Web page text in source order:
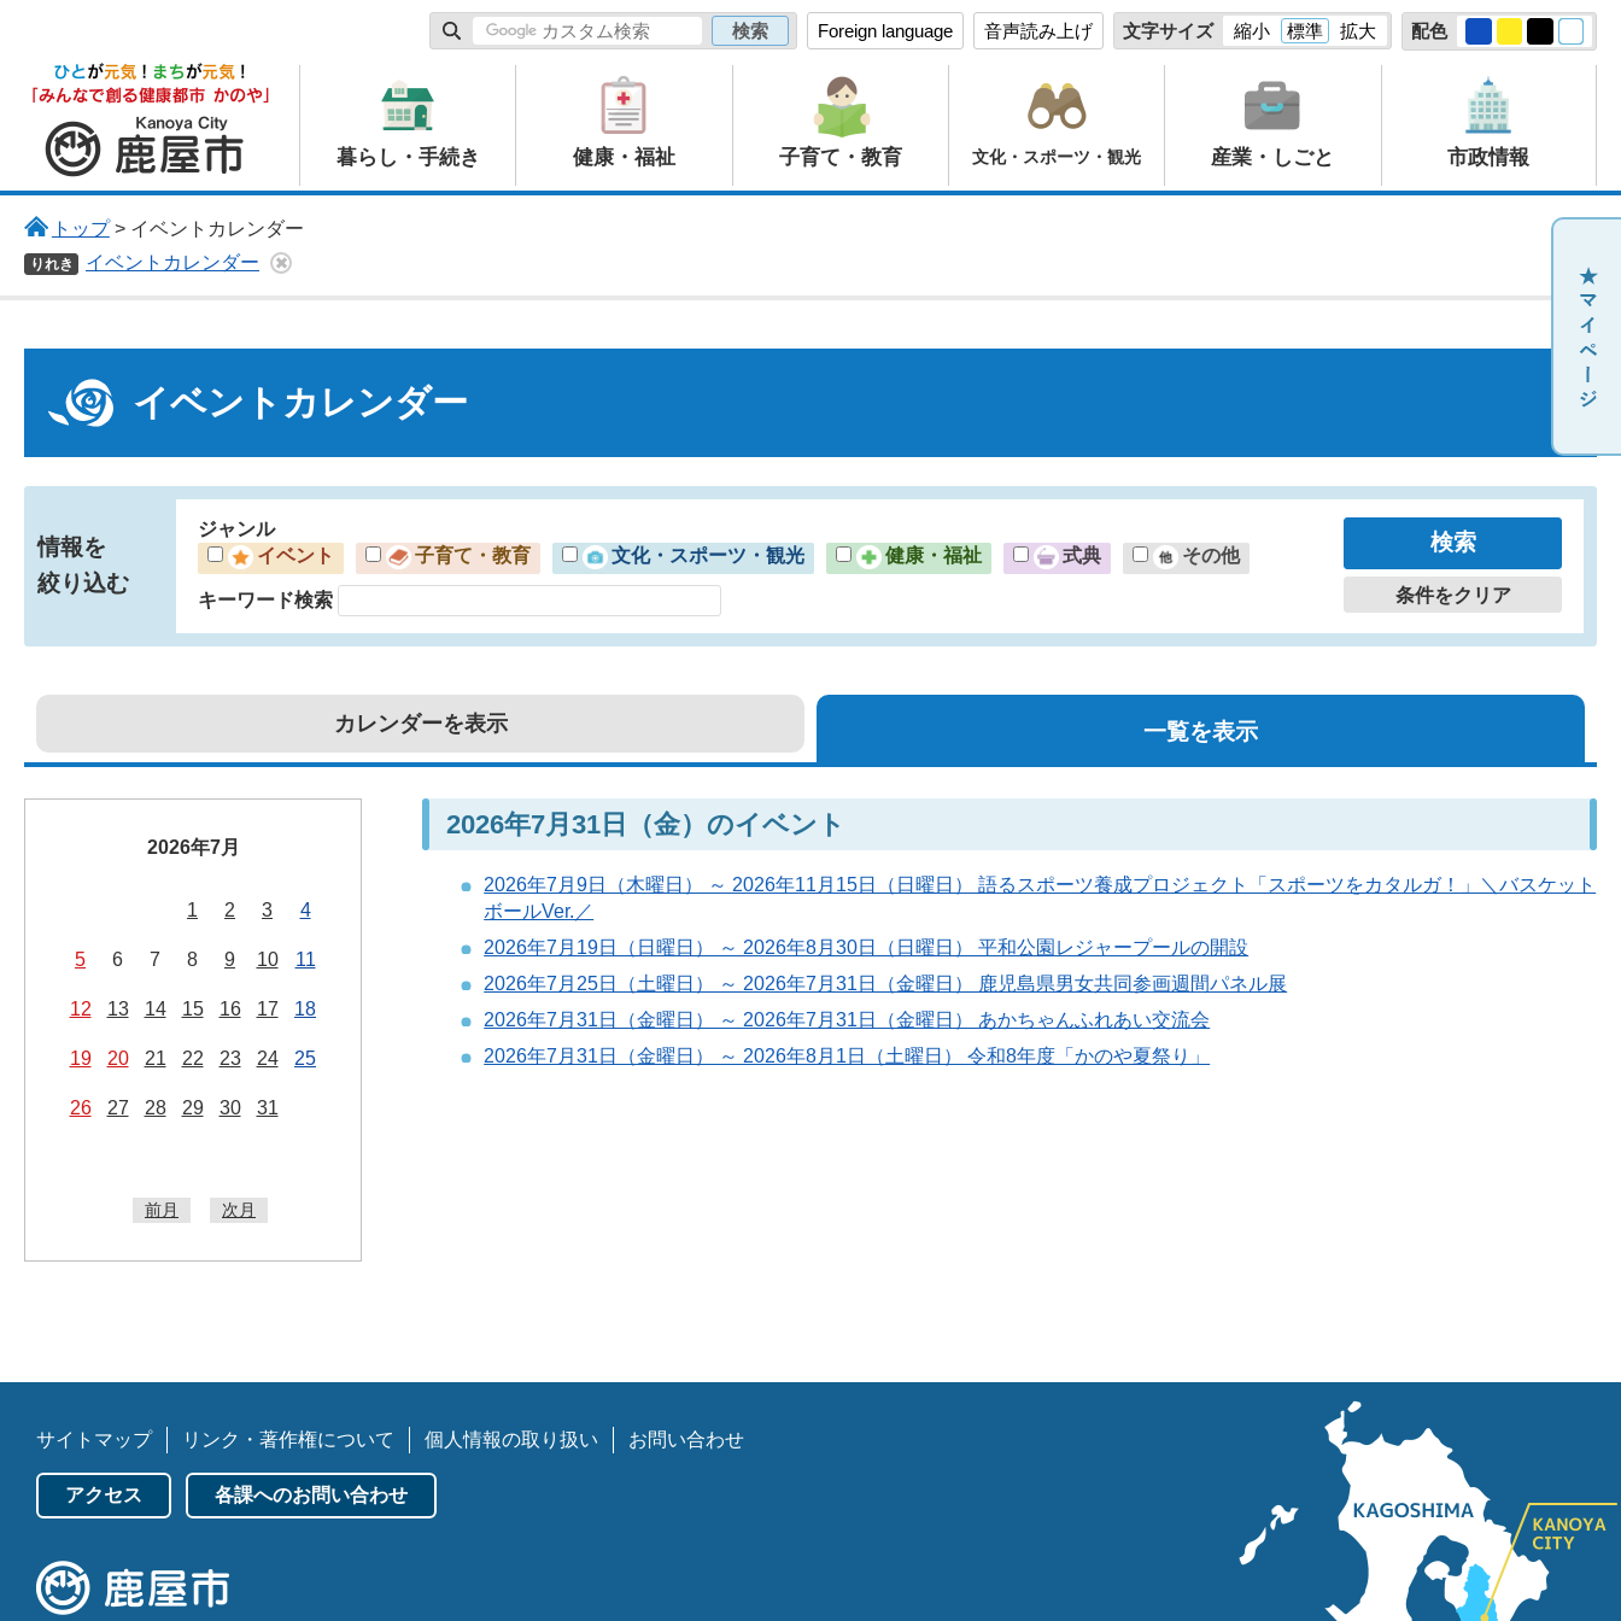
Foreign language 音声読み上げ 文字サイズ 縮小 標準 拡大 配色
鹿屋市
暮らし・手続き 健康・福祉 子育て・教育 文化・スポーツ・観光 産業・しごと 市政情報
トップ> イベントカレンダー
りれき イベントカレンダー
イベントカレンダー
情報を
絞り込む
ジャンル
イベント
子育て・教育 文化・スポーツ・観光 健康・福祉 式典 その他
キーワード検索 条件をクリア
カレンダーを表示 一覧を表示
2026年7月
1 2 3 4
5 6 7 8 9 10 11
12 13 14 15 16 17 18
19 20 21 22 23 24 25
26 27 28 29 30 31
前月 次月
2026年7月31日（金）のイベント
2026年7月9日（木曜日） ～ 2026年11月15日（日曜日） 語るスポーツ養成プロジェクト「スポーツをカタルガ！」＼バスケット
ボールVer.／
2026年7月19日（日曜日） ～ 2026年8月30日（日曜日） 平和公園レジャープールの開設
2026年7月25日（土曜日） ～ 2026年7月31日（金曜日） 鹿児島県男女共同参画週間パネル展
2026年7月31日（金曜日） ～ 2026年7月31日（金曜日） あかちゃんふれあい交流会
2026年7月31日（金曜日） ～ 2026年8月1日（土曜日） 令和8年度「かのや夏祭り」
サイトマップ リンク・著作権について 個人情報の取り扱い お問い合わせ
アクセス 各課へのお問い合わせ